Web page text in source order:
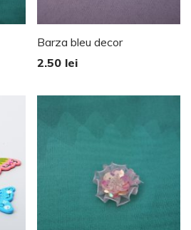
Barza bleu decor
2.50 lei